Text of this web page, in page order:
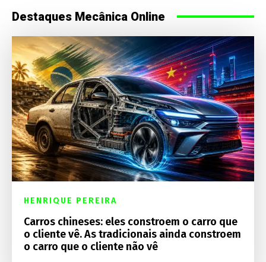
Destaques Mecânica Online
HENRIQUE PEREIRA
Carros chineses: eles constroem o carro que
o cliente vê. As tradicionais ainda constroem
o carro que o cliente não vê